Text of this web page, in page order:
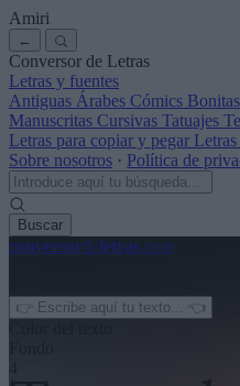
Amiri
←
Conversor de Letras
Letras y fuentes
Antiguas Árabes Cómics Bonitas
Manuscritas Cursivas Tatuajes
Letras para copiar y pegar
Sobre nosotros · Política de
Buscar
conversordeletras.com